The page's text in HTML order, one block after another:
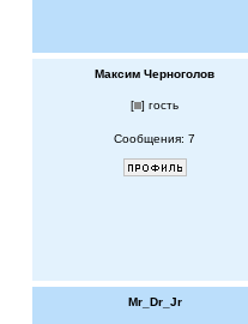
Максим Черноголов
[ ] гость
Сообщения: 7
Mr_Dr_Jr